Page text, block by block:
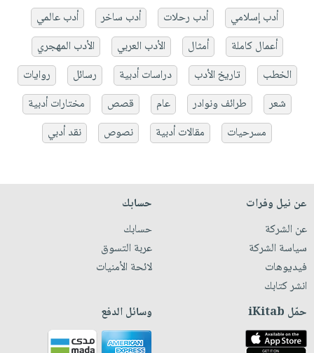
أدب إسلامي أدب رحلات أدب ساخر
أدب عالمي
أعمال كاملة
أمثال الأدب العربي
الأدب المهجري
الخطب
تاريخ الأدب دراسات أدبية رسائل
روايات
شعر
طرائف ونوادر عام قصص
مختارات أدبية
مسرحيات
مقالات أدبية نصوص نقد أدبي
عن نيل وفرات
عن الشركة
سياسة الشركة
فيديوهات
انشر كتابك
حسابك
حسابك
عربة التسوق
لائحة الأمنيات
حمّل iKitab وسائل الدفع